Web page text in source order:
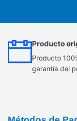
Producto
Producto
garantía del